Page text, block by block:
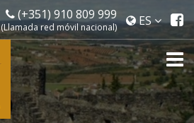
(+351) 910 809 999
(Llamada red móvil nacional) ES